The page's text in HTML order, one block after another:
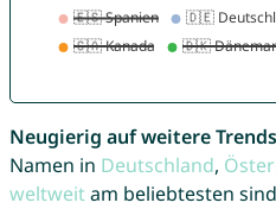
Neugierig auf weitere
Namen in Deutschland,
weltweitam beliebtesten